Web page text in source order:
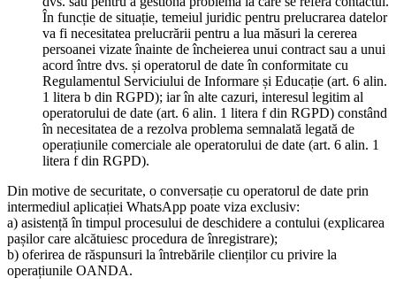
În funcție de situație, temeiul juridic pentru prelucrarea datelor
va fi necesitatea prelucrării pentru a lua măsuri la cererea
persoanei vizate înainte de încheierea unui contract sau a unui
acord între dvs. și operatorul de date în conformitate cu
Regulamentul Serviciului de Informare și Educație (art. 6 alin.
1 litera b din RGPD); iar în alte cazuri, interesul legitim al
operatorului de date (art. 6 alin. 1 litera f din RGPD) constând
în necesitatea de a rezolva problema semnalată legată de
operațiunile comerciale ale operatorului de date (art. 6 alin. 1
litera f din RGPD).
Din motive de securitate, o conversație cu operatorul de date prin
intermediul aplicației WhatsApp poate viza exclusiv:
a) asistență în timpul procesului de deschidere a contului (explicarea
pașilor care alcătuiesc procedura de înregistrare);
b) oferirea de răspunsuri la întrebările clienților cu privire la
operațiunile OANDA.